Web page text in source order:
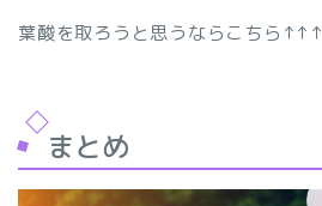
葉酸を取ろうと思うならこちら↑↑↑
まとめ